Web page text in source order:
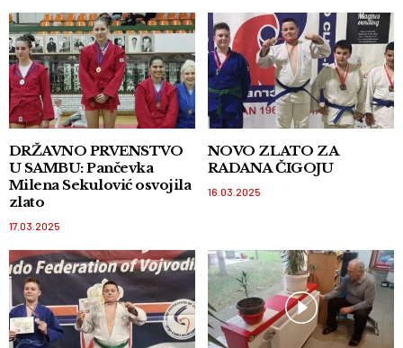
DRŽAVNO PRVENSTVO
U SAMBU: Pančevka
Milena Sekulović osvojila
zlato
17.03.2025
NOVO ZLATO ZA
RADANA ČIGOJU
16.03.2025